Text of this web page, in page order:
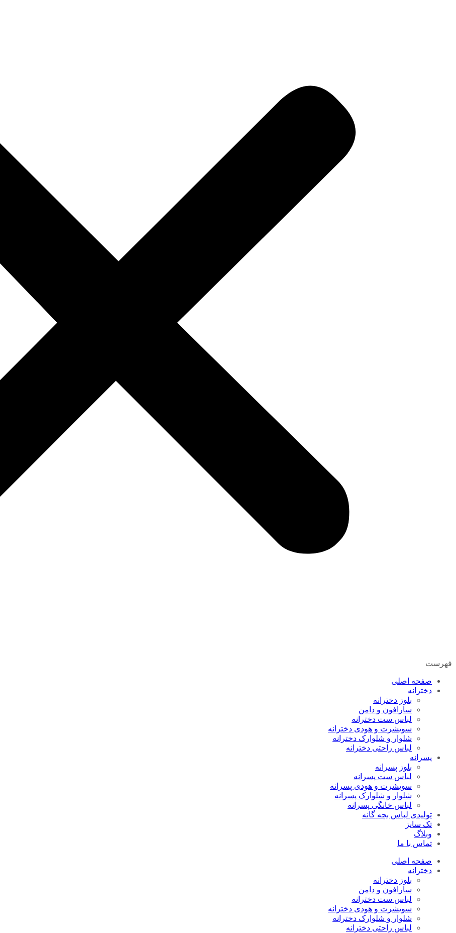
فهرست
صفحه اصلی
دخترانه
بلوز دخترانه
سارافون و دامن
لباس ست دخترانه
سویشرت و هودی دخترانه
شلوار و شلوارک دخترانه
لباس راحتی دخترانه
پسرانه
بلوز پسرانه
لباس ست پسرانه
سویشرت و هودی پسرانه
شلوار و شلوارک پسرانه
لباس خانگی پسرانه
تولیدی لباس بچه گانه
تک سایز
وبلاگ
تماس با ما
صفحه اصلی
دخترانه
بلوز دخترانه
سارافون و دامن
لباس ست دخترانه
سویشرت و هودی دخترانه
شلوار و شلوارک دخترانه
لباس راحتی دخترانه